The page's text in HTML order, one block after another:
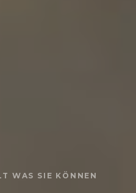
WAS SIE KÖNNEN